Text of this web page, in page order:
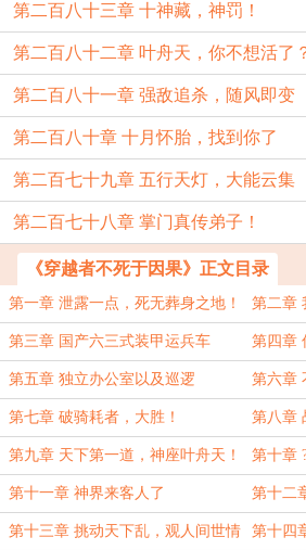
第二百八十三章 十神藏，神罚！
第二百八十二章 叶舟天，你不想活了
第二百八十一章 强敌追杀，随风即变
第二百八十章 十月怀胎，找到你了
第二百七十九章 五行天灯，大能云集
第二百七十八章 掌门真传弟子！
《穿越者不死于因果》正文目录
第一章 泄露一点，死无葬身之地！ 第二章
第三章 国产六三式装甲运兵车 第四章
第五章 独立办公室以及巡逻 第六章
第七章 破骑耗者，大胜！ 第八章
第九章 天下第一道，神座叶舟天！ 第十
第十一章 神界来客人了 第十二
第十三章 挑动天下乱，观人间世情 第十四